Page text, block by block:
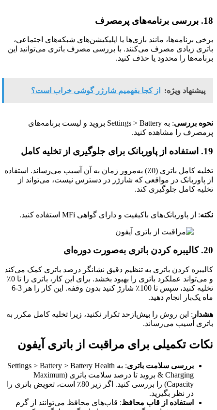
18. بررسی برنامه‌های پرمصرف
برخی برنامه‌ها، مانند بازی‌ها یا اپلیکیشن‌های شبکه‌های اجتماعی،
باتری زیادی مصرف می‌کنند. با بررسی مصرف باتری می‌توانید این
برنامه‌ها را محدود یا حذف کنید.
پیشنهاد ویژه: از کجا بفهمیم شارژر گوشی خراب است؟
نحوه بررسی
: به Settings > Battery بروید و لیست برنامه‌های
پرمصرف را مشاهده کنید.
19. استفاده از پاوربانک برای جلوگیری از تخلیه کامل
تخلیه کامل باتری (0٪) به‌مرور زمان به آن آسیب می‌رساند. استفاده
از پاوربانک در مواقعی که شارژر در دسترس نیست، می‌تواند از
تخلیه کامل جلوگیری کند.
نکته: از پاوربانک‌های باکیفیت و دارای گواهی MFi استفاده کنید.
20. کالیبره کردن باتری به‌صورت دوره‌ای
کالیبره کردن باتری به تنظیم دقیق نشانگر درصد باتری کمک می‌کند
و می‌تواند عملکرد باتری را بهبود بخشد. برای این کار، باتری را تا 0٪
تخلیه کنید، سپس تا 100٪ شارژ کنید بدون وقفه. این کار را هر 3-6
ماه یک‌بار انجام دهید.
هشدار : این روش را بیش‌ازحد تکرار نکنید، زیرا تخلیه کامل مکرر به
باتری آسیب می‌رساند.
نکات تکمیلی برای مراقبت از باتری آیفون
بررسی سلامت باتری
: به Settings > Battery > Battery Health
& Charging بروید تا درصد سلامت باتری (Maximum
Capacity) را بررسی کنید. اگر زیر 80٪ است، تعویض باتری را
در نظر بگیرید.
استفاده از قاب محافظ: قاب‌های محافظ می‌توانند از گرم